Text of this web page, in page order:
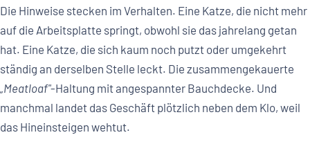
Die Hinweise stecken im Verhalten. Eine Katze, die nicht mehr
auf die Arbeitsplatte springt, obwohl sie das jahrelang getan
hat. Eine Katze, die sich kaum noch putzt oder umgekehrt
ständig an derselben Stelle leckt. Die zusammengekauerte
„Meatloaf"-Haltung mit angespannter Bauchdecke. Und
manchmal landet das Geschäft plötzlich neben dem Klo, weil
das Hineinsteigen wehtut.